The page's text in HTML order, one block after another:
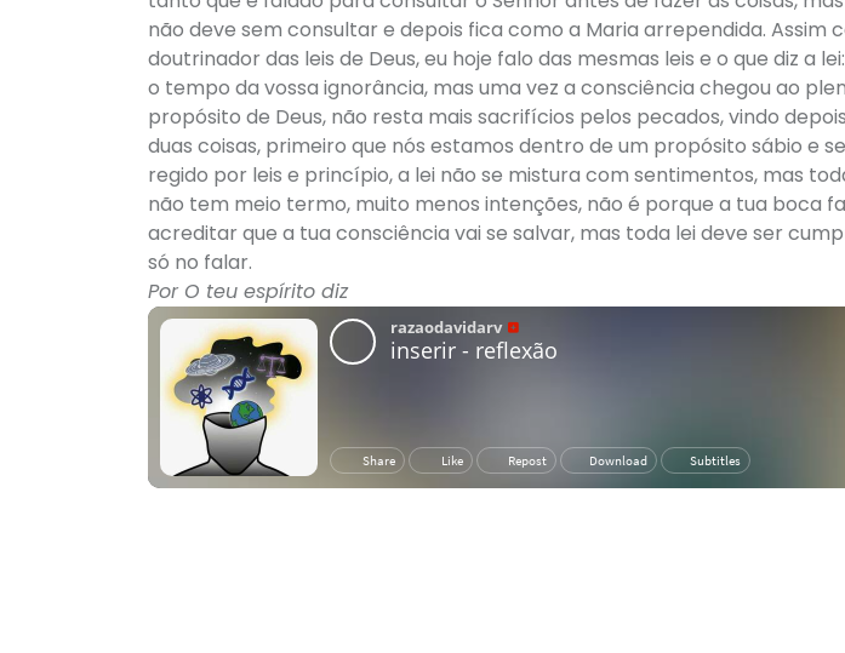
não deve sem consultar e depois fica como a Maria arrependida. Assim
doutrinador das leis de Deus, eu hoje falo das mesmas leis e o que diz a
o tempo da vossa ignorância, mas uma vez a consciência chegou ao
propósito de Deus, não resta mais sacrifícios pelos pecados, vindo
duas coisas, primeiro que nós estamos dentro de um propósito sábio e
regido por leis e princípio, a lei não se mistura com sentimentos, mas
não tem meio termo, muito menos intenções, não é porque a tua boca
acreditar que a tua consciência vai se salvar, mas toda lei deve ser
só no falar.
Por O teu espírito diz